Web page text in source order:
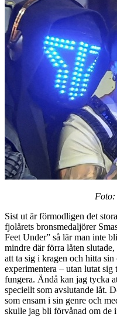
Foto:
Sist ut är förmodligen det
fjolårets bronsmedaljörer
Feet Under” så lär man inte
mindre där förra låten
att ta sig i kragen och hitta
experimentera – utan lutat
fungera. Ändå kan jag tycka
speciellt som avslutande låt.
som ensam i sin genre och
skulle jag bli förvånad om de